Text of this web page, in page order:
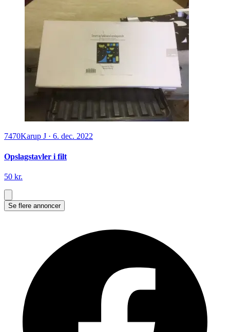
7470Karup J · 6. dec. 2022
Opslagstavler i filt
50 kr.
Se flere annoncer